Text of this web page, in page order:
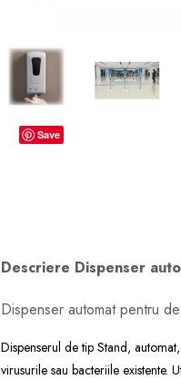
Save
Descriere Dispenser
Dispenser automat pentru
Dispenserul de tip Stand,
virusurile sau bacteriile